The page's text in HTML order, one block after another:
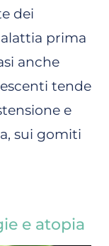
dei
prima
anche
tende
e
sui gomiti
e atopia